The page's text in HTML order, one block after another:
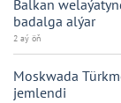
Balkan
badalga alýar
2 aý öň
Moskwada
jemlendi